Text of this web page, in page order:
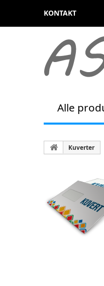
KONTAKT
Alle
Kuverter